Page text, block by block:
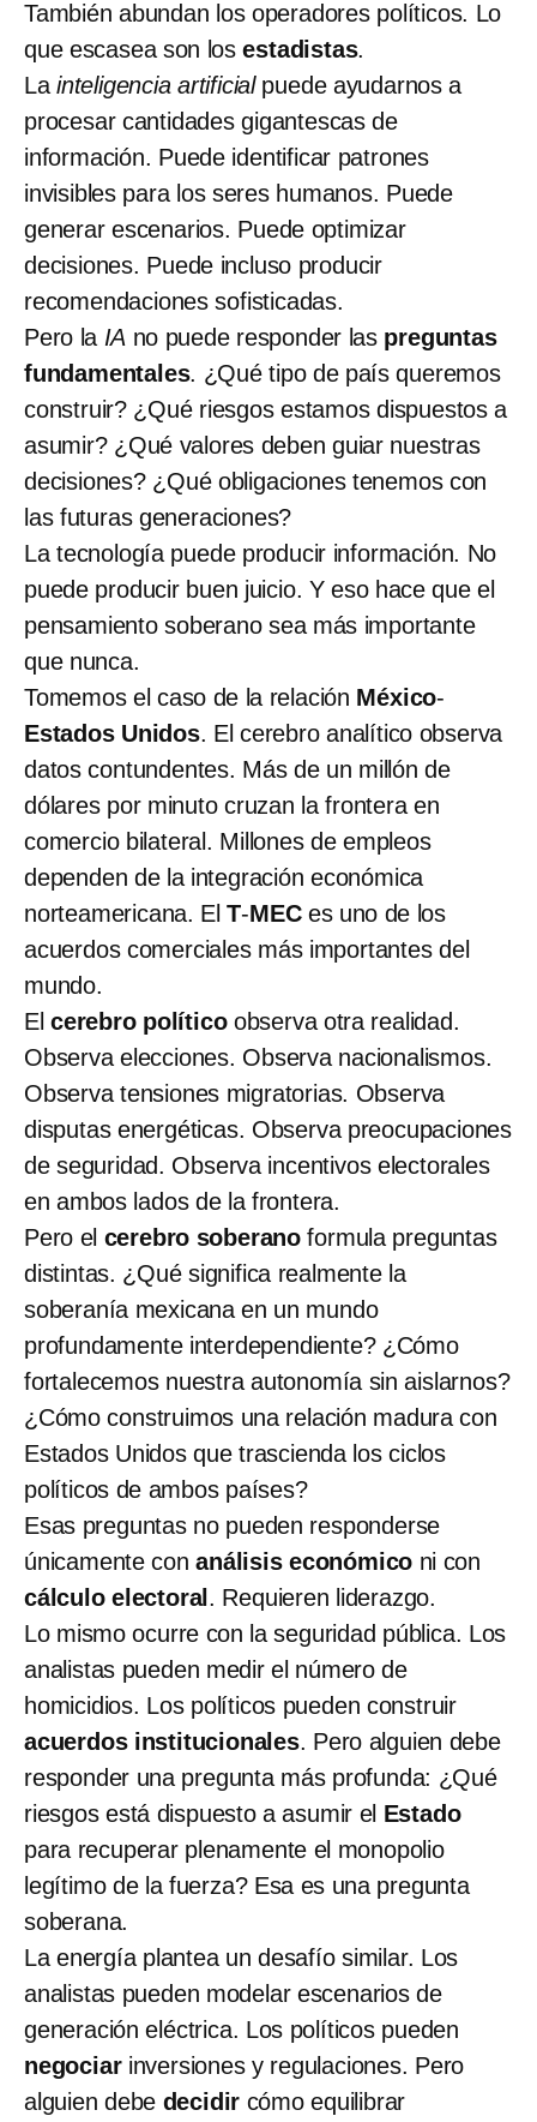
También abundan los operadores políticos. Lo
que escasea son losestadistas.
La inteligencia artificial puede ayudarnos a
procesar cantidades gigantescas de
información. Puede identificar patrones
invisibles para los seres humanos. Puede
generar escenarios. Puede optimizar
decisiones. Puede incluso producir
recomendaciones sofisticadas.
Pero la IA no puede responder las preguntas
fundamentales. ¿Qué tipo de país queremos
construir? ¿Qué riesgos estamos dispuestos a
asumir? ¿Qué valores deben guiar nuestras
decisiones? ¿Qué obligaciones tenemos con
las futuras generaciones?
La tecnología puede producir información. No
puede producir buen juicio. Y eso hace que el
pensamiento soberano sea más importante
que nunca.
Tomemos el caso de la relación México-
Estados Unidos. El cerebro analítico observa
datos contundentes. Más de un millón de
dólares por minuto cruzan la frontera en
comercio bilateral. Millones de empleos
dependen de la integración económica
norteamericana. El T-MEC es uno de los
acuerdos comerciales más importantes del
mundo.
El cerebro políticoobserva otra realidad.
Observa elecciones. Observa nacionalismos.
Observa tensiones migratorias. Observa
disputas energéticas. Observa preocupaciones
de seguridad. Observa incentivos electorales
en ambos lados de la frontera.
Pero el cerebro soberano formula preguntas
distintas. ¿Qué significa realmente la
soberanía mexicana en un mundo
profundamente interdependiente? ¿Cómo
fortalecemos nuestra autonomía sin aislarnos?
¿Cómo construimos una relación madura con
Estados Unidos que trascienda los ciclos
políticos de ambos países?
Esas preguntas no pueden responderse
únicamente conanálisis económico ni con
cálculo electoral . Requieren liderazgo.
Lo mismo ocurre con la seguridad pública. Los
analistas pueden medir el número de
homicidios. Los políticos pueden construir
acuerdos institucionales. Pero alguien debe
responder una pregunta más profunda: ¿Qué
riesgos está dispuesto a asumir el Estado
para recuperar plenamente el monopolio
legítimo de la fuerza? Esa es una pregunta
soberana.
La energía plantea un desafío similar. Los
analistas pueden modelar escenarios de
generación eléctrica. Los políticos pueden
negociar inversiones y regulaciones. Pero
alguien debe decidir cómo equilibrar